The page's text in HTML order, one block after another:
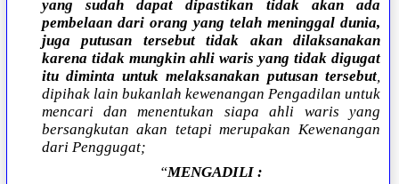
yang sudah dapat dipastikan tidak akan ada
pembelaan dari orang yang telah meninggal dunia,
juga putusan tersebut tidak akan dilaksanakan
karena tidak mungkin ahli waris yang tidak digugat
itu diminta untuk melaksanakan putusan tersebut,
dipihak lain bukanlah kewenangan Pengadilan untuk
mencari dan menentukan siapa ahli waris yang
bersangkutan akan tetapi merupakan Kewenangan
dari Penggugat;
“MENGADILI :